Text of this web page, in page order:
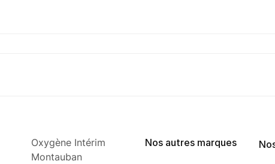
Oxygène Intérim
Montauban
Nos autres marques